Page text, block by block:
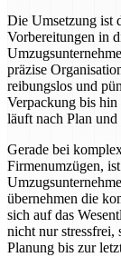
Die Umsetzung ist
Vorbereitungen in
präzise
reibungslos und
Verpackung bis
läuft nach Plan
Gerade bei
Firmenumzügen,
übernehmen die
sich auf das
nicht nur stressfrei,
Planung bis zur